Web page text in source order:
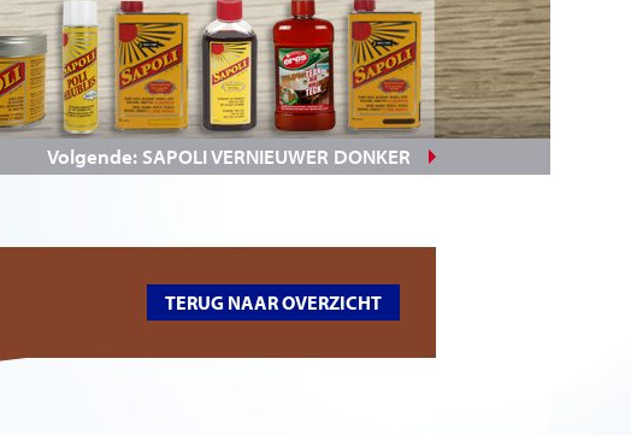
Volgende: SAPOLI VERNIEUWER DONKER
TERUG NAAR OVERZICHT